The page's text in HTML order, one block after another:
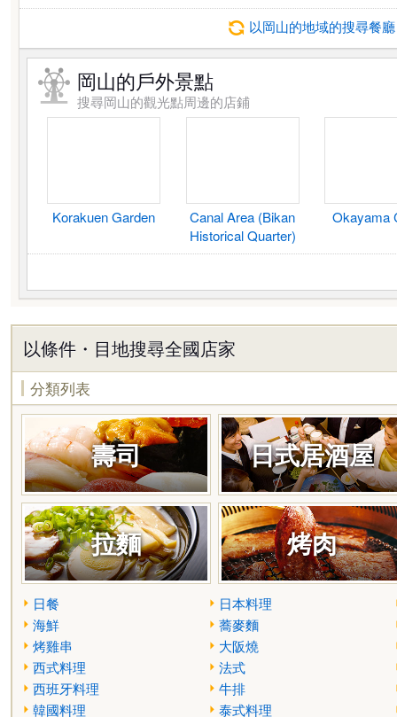
以岡山的地域的搜尋餐廳
岡山的戶外景點
搜尋岡山的觀光點周邊的店鋪
Korakuen Garden
Canal Area (Bikan
Historical Quarter)
Okayama
以條件・目地搜尋全國店家
分類列表
壽司 日式居酒屋
拉麵 烤肉
日餐
日本料理
海鮮
蕎麥麵
烤雞串
大阪燒
西式料理
法式
西班牙料理
牛排
韓國料理
泰式料理